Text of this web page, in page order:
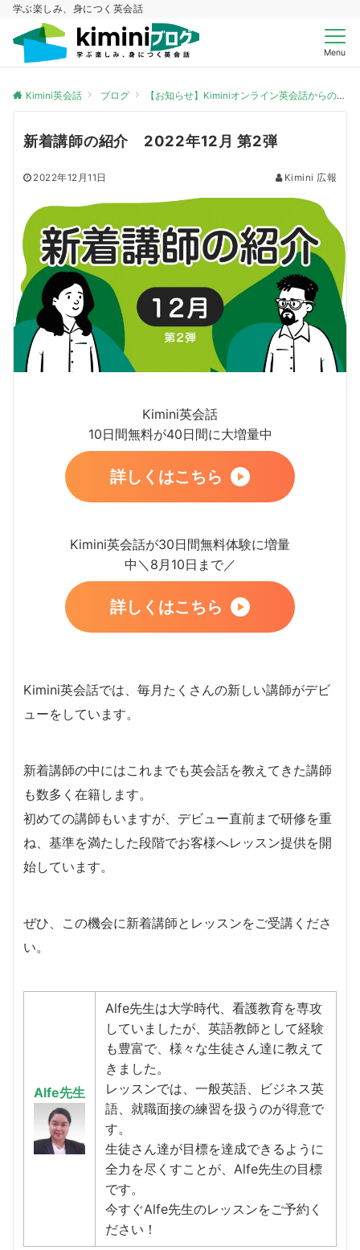
学ぶ楽しみ、身につく英会話
Menu
Kimini英会話 ブログ 【お知らせ】Kiminiオンライン英会話からのお知らせ
新着講師の紹介 2022年12月 第2弾
2022年12月11日 Kimini 広報
Kimini英会話
10日間無料が40日間に大増量中
詳しくはこちら
Kimini英会話が30日間無料体験に増量
中＼8月10日まで／
詳しくはこちら
Kimini英会話では、毎月たくさんの新しい講師がデビ
ューをしています。
新着講師の中にはこれまでも英会話を教えてきた講師
も数多く在籍します。
​初めての講師もいますが、デビュー直前まで研修を重
ね、基準を満たした段階でお客様へレッスン提供を開
始しています。
​ぜひ、この機会に新着講師とレッスンをご受講くださ
い。
Alfe先生
Alfe先生は大学時代、看護教育を専攻
していましたが、英語教師として経験
も豊富で、様々な生徒さん達に教えて
きました。
レッスンでは、一般英語、ビジネス英
語、就職面接の練習を扱うのが得意で
す。
生徒さん達が目標を達成できるように
全力を尽くすことが、Alfe先生の目標
です。
今すぐAlfe先生のレッスンをご予約く
ださい！